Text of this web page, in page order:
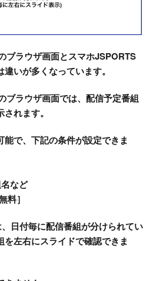
ブラウザ画面とスマホJSPORTS
いが多くなっています。
ブラウザ画面では、配信予定番組
れます。
で、下記の条件が設定できま
など
料］
日付毎に配信番組が分けられてい
左右にスライドで確認できま